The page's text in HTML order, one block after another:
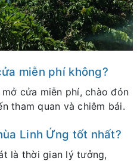
miễn phí không?
mở cửa miễn phí, chào đón
tham quan và chiêm bái.
Linh Ứng tốt nhất?
là thời gian lý tưởng,